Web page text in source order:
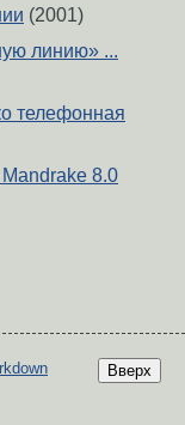
(2001)
линию» ...
телефонная
8.0
Вверх